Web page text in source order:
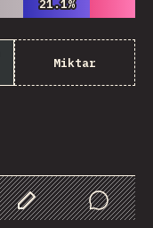
21.1%
21.1%
Miktar
Customize Data
Comments